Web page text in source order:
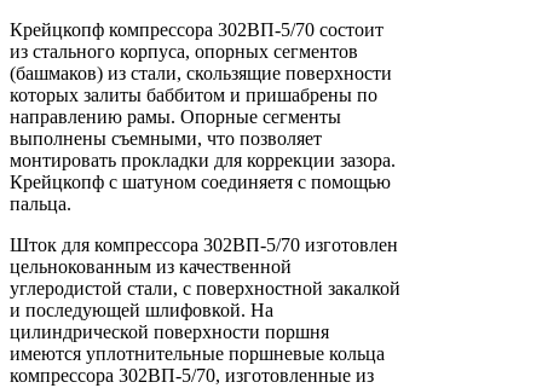
Крейцкопф компрессора 302ВП-5/70 состоит
из стального корпуса, опорных сегментов
(башмаков) из стали, скользящие поверхности
которых залиты баббитом и пришабрены по
направлению рамы. Опорные сегменты
выполнены съемными, что позволяет
монтировать прокладки для коррекции зазора.
Крейцкопф с шатуном соединяетя с помощью
пальца.
Шток для компрессора 302ВП-5/70 изготовлен
цельнокованным из качественной
углеродистой стали, с поверхностной закалкой
и последующей шлифовкой. На
цилиндрической поверхности поршня
имеются уплотнительные поршневые кольца
компрессора 302ВП-5/70, изготовленные из